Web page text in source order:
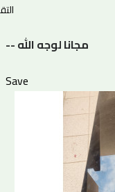
0
-- مجانا لوجه الله
Save